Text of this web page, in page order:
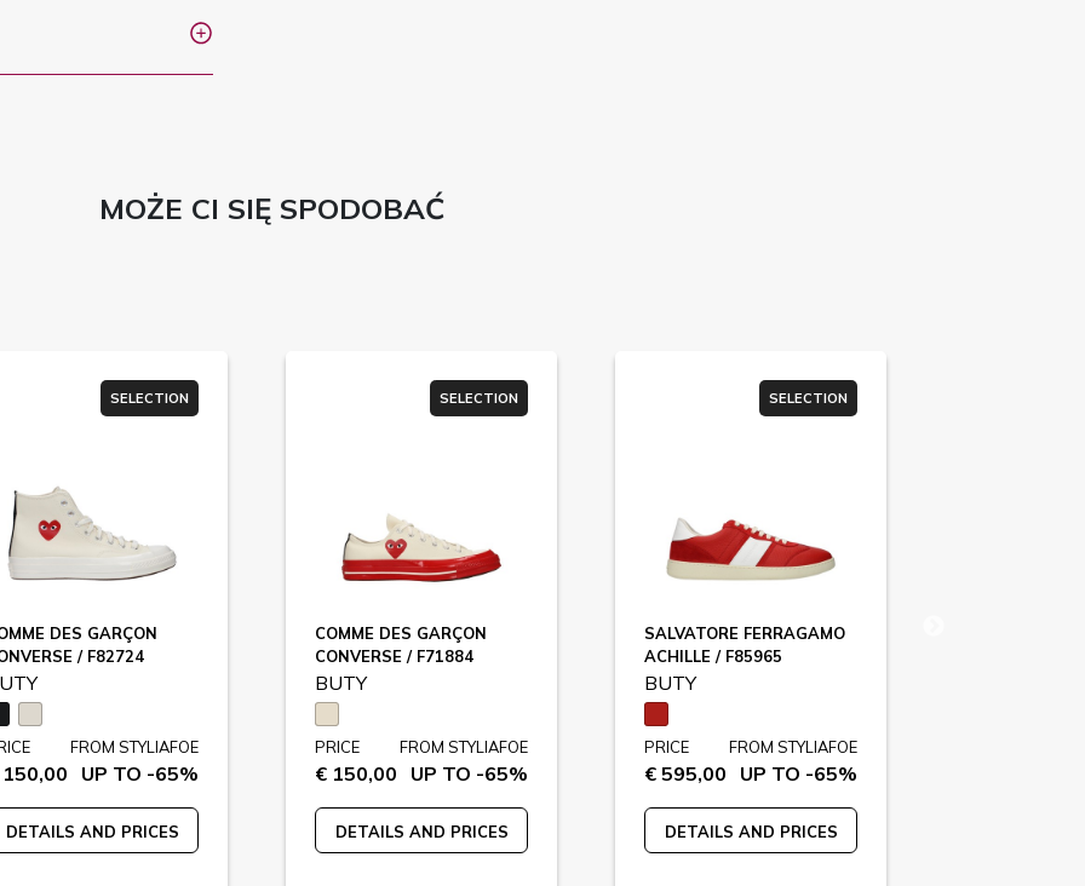
MOŻE CI SIĘ SPODOBAĆ
SELECTION
DES GARÇON
/ F82724
FROM STYLIAFOE
UP TO -65%
DETAILS AND PRICES
SELECTION
COMME DES GARÇON
CONVERSE / F71884
BUTY
PRICE
€ 150,00
FROM STYLIAFOE
UP TO -65%
DETAILS AND PRICES
SELECTION
SALVATORE FERRAGAMO
ACHILLE / F85965
BUTY
PRICE
€ 595,00
FROM STYLIAFOE
UP TO -65%
DETAILS AND PRICES